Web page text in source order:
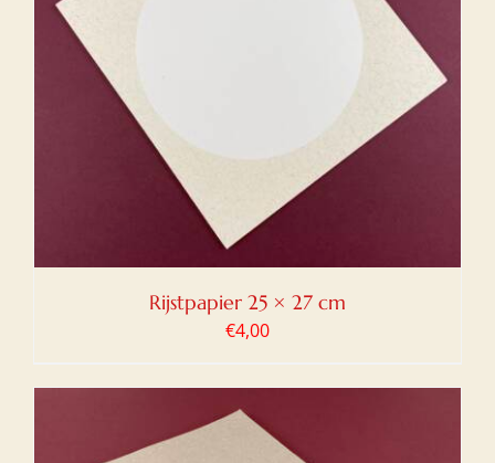
Rijstpapier 25 × 27 cm
€4,00